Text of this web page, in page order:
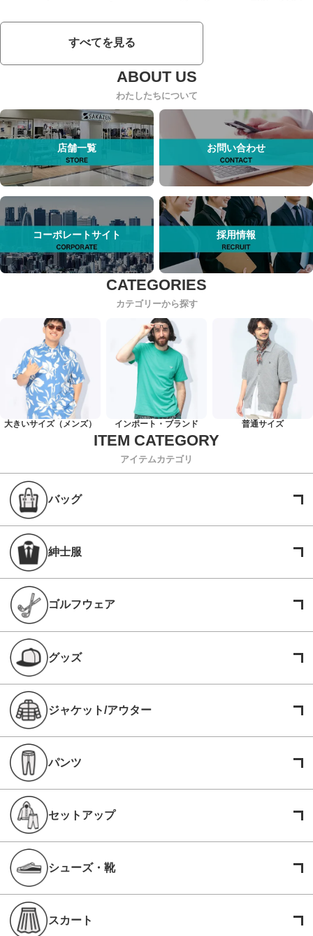
すべてを見る
わたしたちについて
店舗一覧 お問い合わせ
コーポレートサイト 採用情報
カテゴリーから探す
大きいサイズ（メンズ） インポート・ブランド 普通サイズ
アイテムカテゴリ
バッグ
紳士服
ゴルフウェア
グッズ
ジャケット/アウター
パンツ
セットアップ
シューズ・靴
スカート